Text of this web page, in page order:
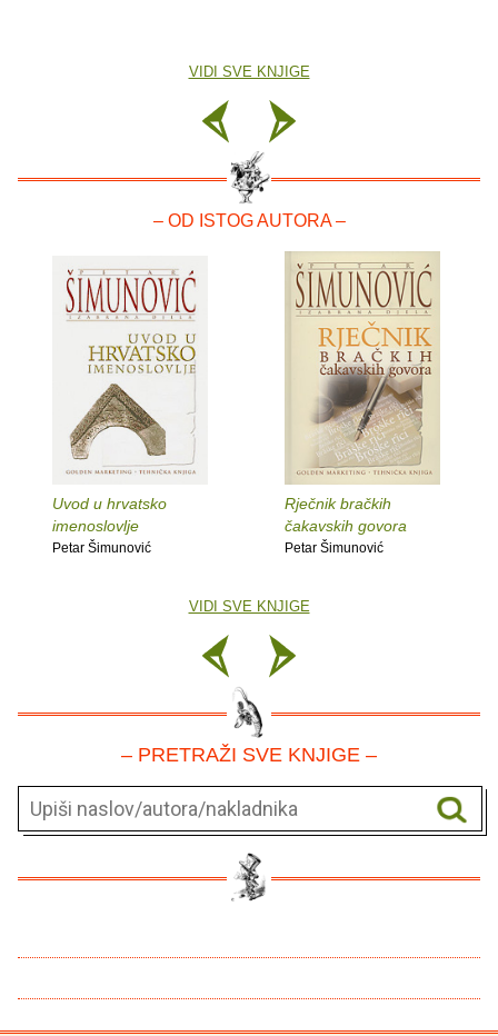
VIDI SVE KNJIGE
– OD ISTOG AUTORA –
Uvod u hrvatsko
imenoslovlje
Petar Šimunović
Rječnik bračkih
čakavskih govora
Petar Šimunović
VIDI SVE KNJIGE
– PRETRAŽI SVE KNJIGE –